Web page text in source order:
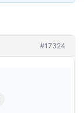
#17324